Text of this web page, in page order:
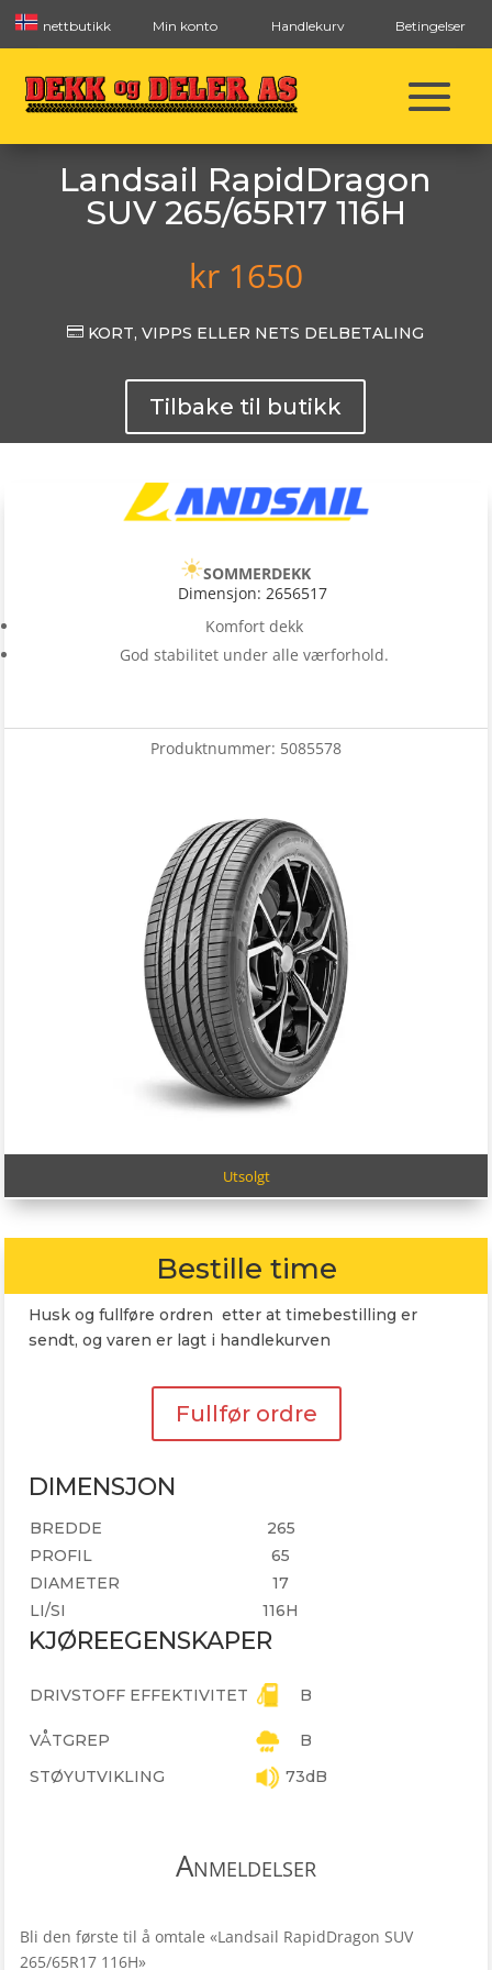
nettbutikk Min konto Handlekurv Betingelser
Landsail RapidDragon
SUV 265/65R17 116H
kr1650
 KORT, VIPPS ELLER NETS DELBETALING
Tilbake til butikk
SOMMERDEKK
Dimensjon: 2656517
Komfort dekk
God stabilitet under alle værforhold.
Produktnummer: 5085578
Utsolgt
Bestille time
Husk og fullføre ordren etter at timebestilling er
sendt, og varen er lagt i handlekurven
Fullfør ordre
DIMENSJON
BREDDE
265
PROFIL
65
DIAMETER
17
LI/SI
116H
KJØREEGENSKAPER
DRIVSTOFF EFFEKTIVITET B
VÅTGREP
B
STØYUTVIKLING
73dB
Anmeldelser
Bli den første til å omtale «Landsail RapidDragon SUV
265/65R17 116H»